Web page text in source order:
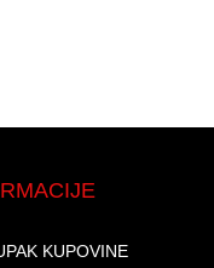
KUPOVINE